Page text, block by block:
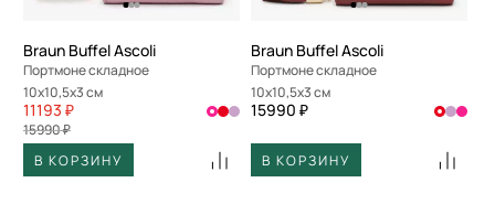
Braun Buffel Ascoli
Портмоне складное
10x10,5x3 см
11193 ₽
15990 ₽
В КОРЗИНУ
Braun Buffel Ascoli
Портмоне складное
10x10,5x3 см
15990 ₽
В КОРЗИНУ